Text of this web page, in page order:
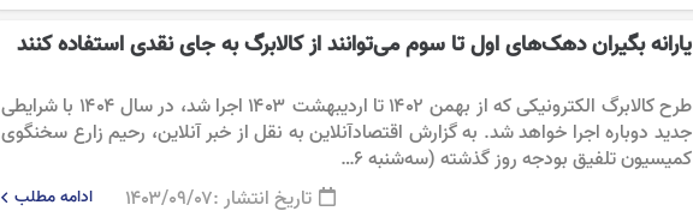
یارانه بگیران دهک‌های اول تا سوم می‌توانند از کالابرگ به جای نقدی استفاده کنند
طرح کالابرگ الکترونیکی که از بهمن ۱۴۰۲ تا اردیبهشت ۱۴۰۳ اجرا شد، در سال ۱۴۰۴ با شرایطی
جدید دوباره اجرا خواهد شد. به گزارش اقتصادآنلاین به نقل از خبر آنلاین، رحیم زارع سخنگوی
کمیسیون تلفیق بودجه روز گذشته (سه‌شنبه ۶…
تاریخ انتشار :۱۴۰۳/۰۹/۰۷ ادامه مطلب